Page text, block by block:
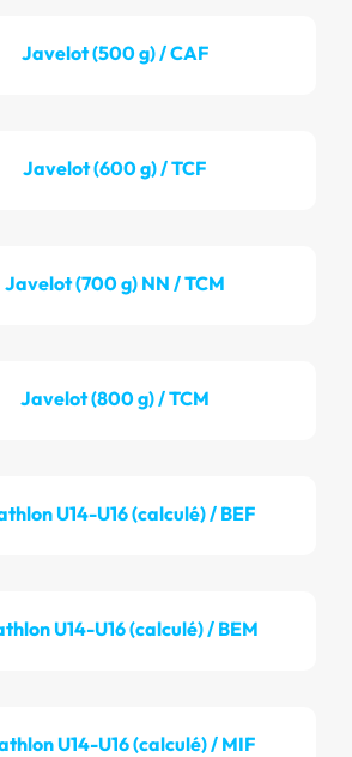
Javelot (500 g) / CAF
Javelot (600 g) / TCF
Javelot (700 g) NN / TCM
Javelot (800 g) / TCM
U14-U16 (calculé) / BEF
U14-U16 (calculé) / BEM
U14-U16 (calculé) / MIF